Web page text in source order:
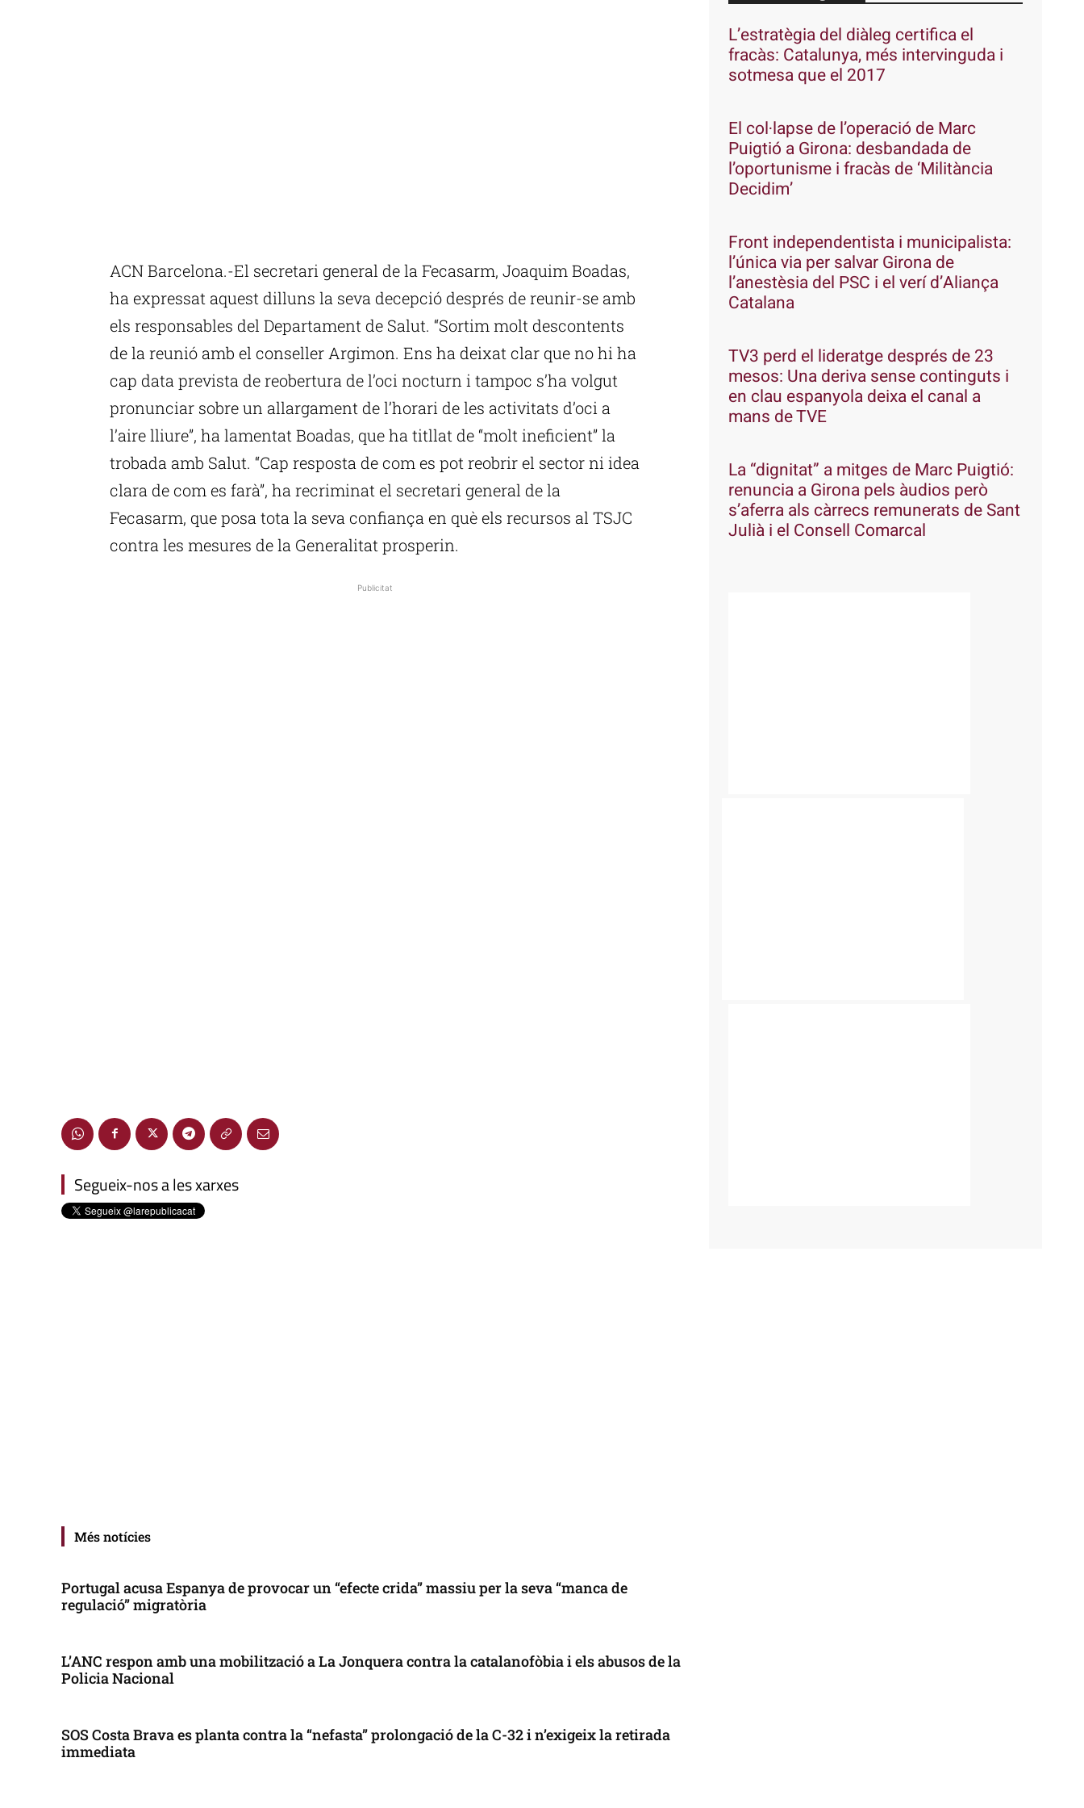
ACN Barcelona.-El secretari general de la Fecasarm, Joaquim Boadas,
ha expressat aquest dilluns la seva decepció després de reunir-se amb
els responsables del Departament de Salut. “Sortim molt descontents
de la reunió amb el conseller Argimon. Ens ha deixat clar que no hi ha
cap data prevista de reobertura de l’oci nocturn i tampoc s’ha volgut
pronunciar sobre un allargament de l’horari de les activitats d’oci a
l’aire lliure”, ha lamentat Boadas, que ha titllat de “molt ineficient” la
trobada amb Salut. “Cap resposta de com es pot reobrir el sector ni idea
clara de com es farà”, ha recriminat el secretari general de la
Fecasarm, que posa tota la seva confiança en què els recursos al TSJC
contra les mesures de la Generalitat prosperin.
Publicitat
Segueix-nos a les xarxes
Més notícies
Portugal acusa Espanya de provocar un “efecte crida” massiu per la seva “manca de
regulació” migratòria
L’ANC respon amb una mobilització a La Jonquera contra la catalanofòbia i els abusos de la
Policia Nacional
SOS Costa Brava es planta contra la “nefasta” prolongació de la C-32 i n’exigeix la retirada
immediata
L’estratègia del diàleg certifica el
fracàs: Catalunya, més intervinguda i
sotmesa que el 2017
El col·lapse de l’operació de Marc
Puigtió a Girona: desbandada de
l’oportunisme i fracàs de ‘Militància
Decidim’
Front independentista i municipalista:
l’única via per salvar Girona de
l’anestèsia del PSC i el verí d’Aliança
Catalana
TV3 perd el lideratge després de 23
mesos: Una deriva sense continguts i
en clau espanyola deixa el canal a
mans de TVE
La “dignitat” a mitges de Marc Puigtió:
renuncia a Girona pels àudios però
s’aferra als càrrecs remunerats de Sant
Julià i el Consell Comarcal